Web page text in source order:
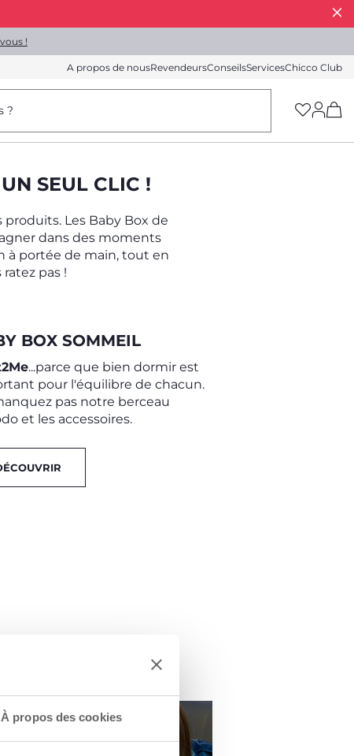
À propos des cookies
!
A propos de nousRevendeursConseilsServicesChicco Club
?
SEUL CLIC !
Les Baby Box de
dans des moments
à portée de main, tout en
pas !
BOX SOMMEIL
...parce que bien dormir est
pour l'équilibre de chacun.
pas notre berceau
et les accessoires.